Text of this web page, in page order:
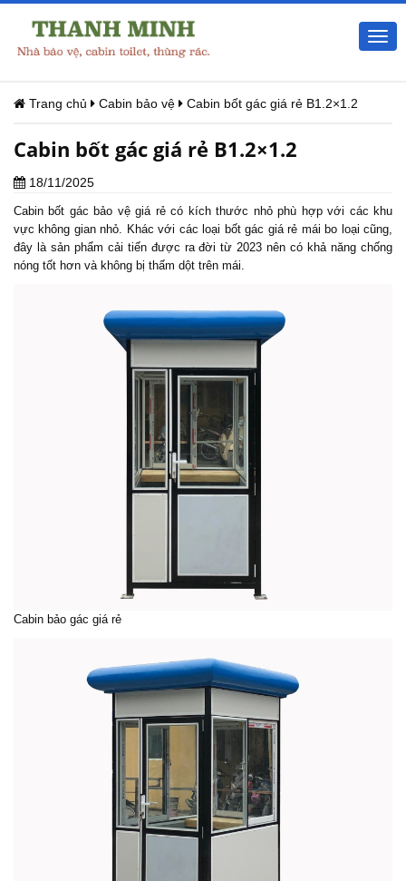
Trang chủ Cabin bảo vệ Cabin bốt gác giá rẻ B1.2×1.2
Cabin bốt gác giá rẻ B1.2×1.2
18/11/2025
Cabin bốt gác bảo vệ giá rẻ có kích thước nhỏ phù hợp với các khu
vực không gian nhỏ. Khác với các loại bốt gác giá rẻ mái bo loại cũng,
đây là sản phẩm cải tiến được ra đời từ 2023 nên có khả năng chống
nóng tốt hơn và không bị thấm dột trên mái.
Cabin bảo gác giá rẻ